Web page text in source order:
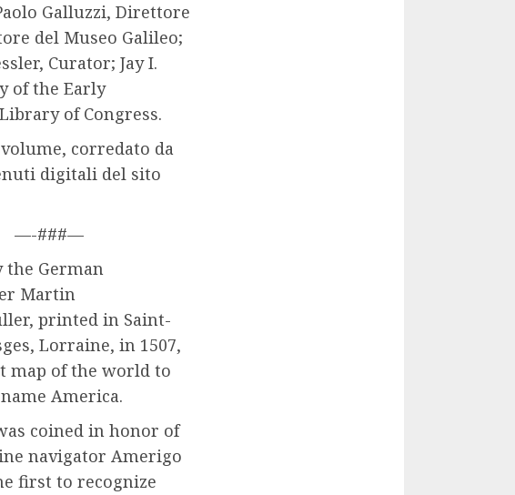
Galluzzi, Direttore
del Museo Galileo;
Curator; Jay I.
of the Early
of Congress.
corredato da
digitali del sito
—-###—
the German
Martin
printed in Saint-
Lorraine, in 1507,
map of the world to
America.
coined in honor of
navigator Amerigo
first to recognize